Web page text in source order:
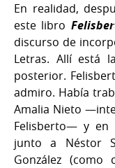
En realidad,
este libro
discurso de
Letras. Allí está
posterior.
admiro. Había
Amalia Nieto
Felisberto— y en
junto a Néstor
González (como